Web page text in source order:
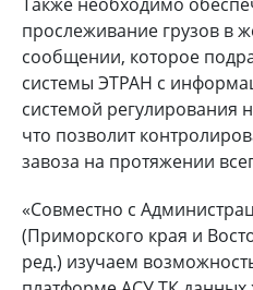
прослеживание грузов в
сообщении, которое
системы ЭТРАН с
системой регулирования
что позволит
завоза на протяжении
«Совместно с
(Приморского края и
ред.) изучаем